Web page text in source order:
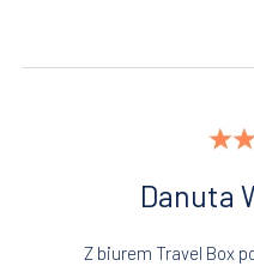
Danuta
Z biurem Travel Box